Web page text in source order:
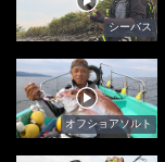
シーバス
オフショアソルト